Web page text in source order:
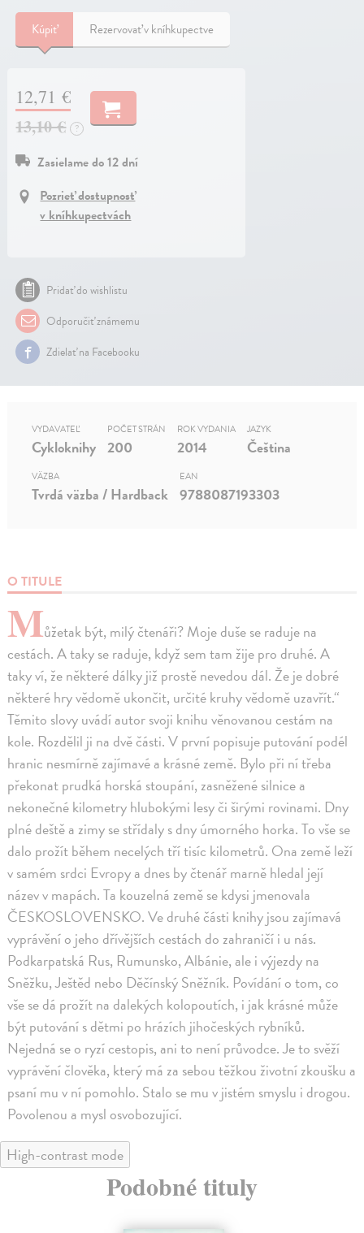
Kúpiť Rezervovať v kníhkupectve
12,71 €
13,10 €
?
Zasielame do 12 dní
Pozrieť dostupnosť
v kníhkupectvách
Pridať do wishlistu
Odporučiť známemu
Zdielať na Facebooku
O TITULE
Můžetak být, milý čtenáři? Moje duše se raduje na
cestách. A taky se raduje, když sem tam žije pro druhé. A
taky ví, že některé dálky již prostě nevedou dál. Že je dobré
některé hry vědomě ukončit, určité kruhy vědomě uzavřít.“
Těmito slovy uvádí autor svoji knihu věnovanou cestám na
kole. Rozdělil ji na dvě části. V první popisuje putování podél
hranic nesmírně zajímavé a krásné země. Bylo při ní třeba
překonat prudká horská stoupání, zasněžené silnice a
nekonečné kilometry hlubokými lesy či širými rovinami. Dny
plné deště a zimy se střídaly s dny úmorného horka. To vše se
dalo prožít během necelých tří tisíc kilometrů. Ona země leží
v samém srdci Evropy a dnes by čtenář marně hledal její
název v mapách. Ta kouzelná země se kdysi jmenovala
ČESKOSLOVENSKO. Ve druhé části knihy jsou zajímavá
vyprávění o jeho dřívějších cestách do zahraničí i u nás.
Podkarpatská Rus, Rumunsko, Albánie, ale i výjezdy na
Sněžku, Ještěd nebo Děčínský Sněžník. Povídání o tom, co
vše se dá prožít na dalekých kolopoutích, i jak krásné může
být putování s dětmi po hrázích jihočeských rybníků.
Nejedná se o ryzí cestopis, ani to není průvodce. Je to svěží
vyprávění člověka, který má za sebou těžkou životní zkoušku a
psaní mu v ní pomohlo. Stalo se mu v jistém smyslu i drogou.
Povolenou a mysl osvobozující.
VYDAVATEĽ
Cykloknihy
POČET STRÁN
200
ROK VYDANIA
2014
JAZYK
Čeština
VÄZBA
Tvrdá väzba / Hardback
EAN
9788087193303
High-contrast mode
Podobné tituly